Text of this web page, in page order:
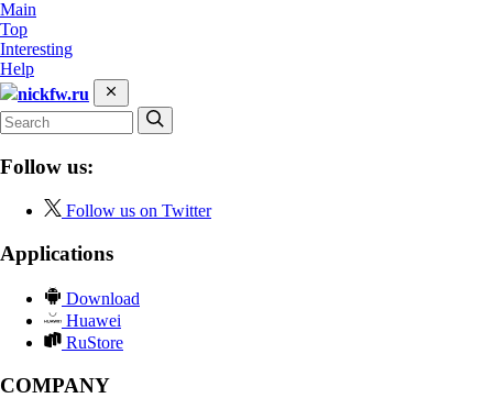
Main
Top
Interesting
Help
nickfw.ru
Follow us:
Follow us on Twitter
Applications
Download
Huawei
RuStore
COMPANY